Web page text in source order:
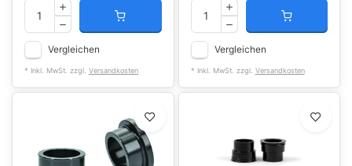
Vergleichen
* Inkl. MwSt. zzgl. Versandkosten
Vergleichen
* Inkl. MwSt. zzgl. Versandkosten